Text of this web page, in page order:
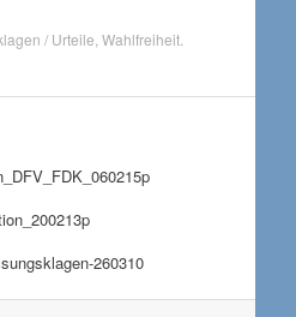
/ Urteile Wahlfreiheit.
260310